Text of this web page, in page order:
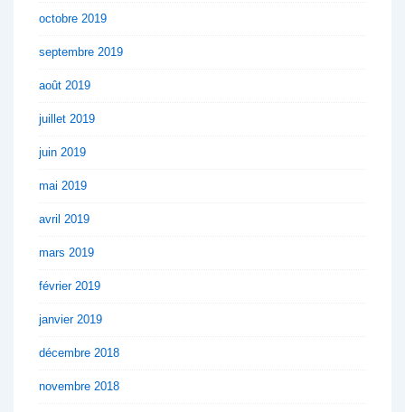
octobre 2019
septembre 2019
août 2019
juillet 2019
juin 2019
mai 2019
avril 2019
mars 2019
février 2019
janvier 2019
décembre 2018
novembre 2018